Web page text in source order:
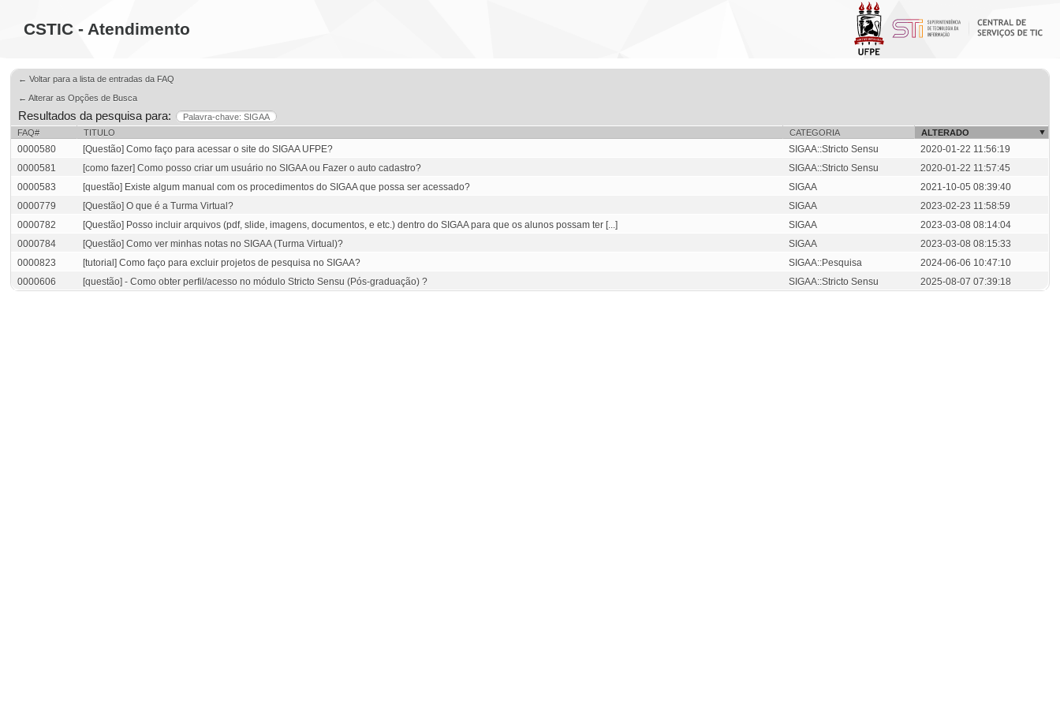
CSTIC - Atendimento
← Voltar para a lista de entradas da FAQ
← Alterar as Opções de Busca
Resultados da pesquisa para:
Palavra-chave: SIGAA
FAQ#
TITULO CATEGORIA ALTERADO
0000580 [Questão] Como faço para acessar o site do SIGAA UFPE? SIGAA::Stricto Sensu
2020-01-22 11:56:19
0000581
[como fazer] Como posso criar um usuário no SIGAA ou Fazer o auto cadastro? SIGAA::Stricto Sensu
2020-01-22 11:57:45
0000583
[questão] Existe algum manual com os procedimentos do SIGAA que possa ser acessado? SIGAA
2021-10-05 08:39:40
0000779
[Questão] O que é a Turma Virtual? SIGAA
2023-02-23 11:58:59
0000782
[Questão] Posso incluir arquivos (pdf, slide, imagens, documentos, e etc.) dentro do SIGAA para que os alunos possam ter [...] SIGAA
2023-03-08 08:14:04
0000784
[Questão] Como ver minhas notas no SIGAA (Turma Virtual)? SIGAA
2023-03-08 08:15:33
0000823
[tutorial] Como faço para excluir projetos de pesquisa no SIGAA? SIGAA::Pesquisa
2024-06-06 10:47:10
0000606
[questão] - Como obter perfil/acesso no módulo Stricto Sensu (Pós-graduação) ? SIGAA::Stricto Sensu 2025-08-07 07:39:18